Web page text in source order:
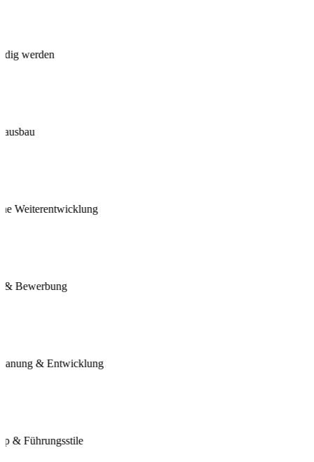
werden
Weiterentwicklung
& Bewerbung
& Entwicklung
& Führungsstile